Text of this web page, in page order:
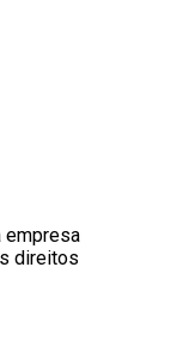
empresa
direitos